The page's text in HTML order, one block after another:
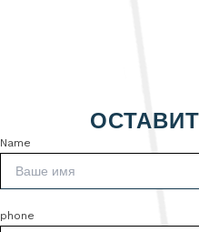
Name
phone